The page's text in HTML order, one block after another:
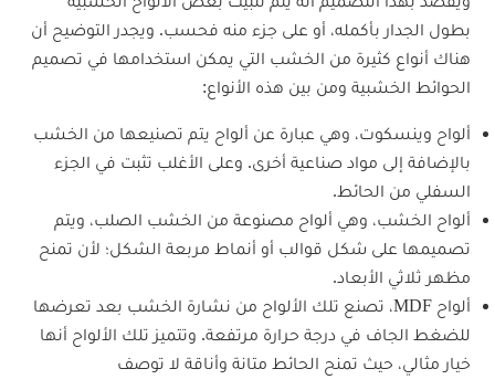
بطول الجدار بأكمله، أو على جزء منه فحسب. ويجدر التوضيح أن
هناك أنواع كثيرة من الخشب التي يمكن استخدامها في تصميم
الحوائط الخشبية ومن بين هذه الأنواع:
ألواح وينسكوت، وهي عبارة عن ألواح يتم تصنيعها من الخشب
بالإضافة إلى مواد صناعية أخرى. وعلى الأغلب تثبت في الجزء
السفلي من الحائط.
ألواح الخشب، وهي ألواح مصنوعة من الخشب الصلب، ويتم
تصميمها على شكل قوالب أو أنماط مربعة الشكل؛ لأن تمنح
مظهر ثلاثي الأبعاد.
ألواح MDF، تصنع تلك الألواح من نشارة الخشب بعد تعرضها
للضغط الجاف في درجة حرارة مرتفعة. وتتميز تلك الألواح أنها
خيار مثالي، حيث تمنح الحائط متانة وأناقة لا توصف